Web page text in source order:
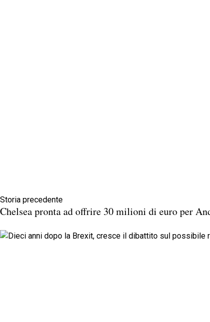
Storia precedente
Chelsea pronta ad offrire 30 milioni di euro per